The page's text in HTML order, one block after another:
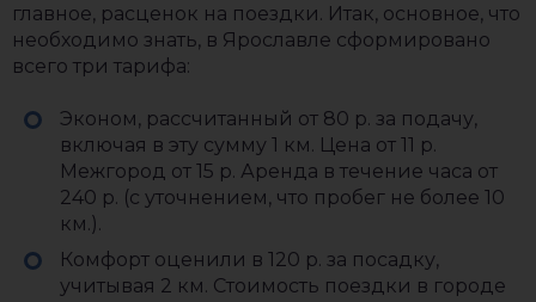
главное, расценок на поездки. Итак, основное, что
необходимо знать, в Ярославле сформировано
всего три тарифа:
Эконом, рассчитанный от 80 р. за подачу,
включая в эту сумму 1 км. Цена от 11 р.
Межгород от 15 р. Аренда в течение часа от
240 р. (с уточнением, что пробег не более 10
км.).
Комфорт оценили в 120 р. за посадку,
учитывая 2 км. Стоимость поездки в городе